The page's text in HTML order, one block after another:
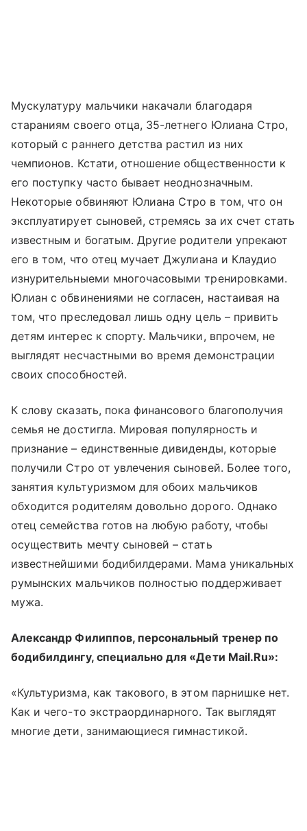
Мускулатуру мальчики накачали благодаря
стараниям своего отца, 35-летнего Юлиана Стро,
который с раннего детства растил из них
чемпионов. Кстати, отношение общественности к
его поступку часто бывает неоднозначным.
Некоторые обвиняют Юлиана Стро в том, что он
эксплуатирует сыновей, стремясь за их счет стать
известным и богатым. Другие родители упрекают
его в том, что отец мучает Джулиана и Клаудио
изнурительныеми многочасовыми тренировками.
Юлиан с обвинениями не согласен, настаивая на
том, что преследовал лишь одну цель – привить
детям интерес к спорту. Мальчики, впрочем, не
выглядят несчастными во время демонстрации
своих способностей.
К слову сказать, пока финансового благополучия
семья не достигла. Мировая популярность и
признание – единственные дивиденды, которые
получили Стро от увлечения сыновей. Более того,
занятия культуризмом для обоих мальчиков
обходится родителям довольно дорого. Однако
отец семейства готов на любую работу, чтобы
осуществить мечту сыновей – стать
известнейшими бодибилдерами. Мама уникальных
румынских мальчиков полностью поддерживает
мужа.
Александр Филиппов, персональный тренер по
бодибилдингу, специально для «Дети Mail.Ru»:
«Культуризма, как такового, в этом парнишке нет.
Как и чего-то экстраординарного. Так выглядят
многие дети, занимающиеся гимнастикой.